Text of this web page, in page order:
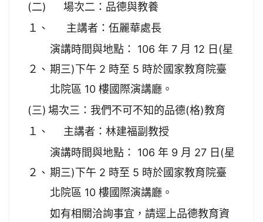
(二)
場次二：品德與教養
１、
主講者：伍麗華處長
２、
演講時間與地點： 106 年 7 月 12 日(星
期三)下午 2 時至 5 時於國家教育院臺
北院區 10 樓國際演講廳。
(三) 場次三：我們不可不知的品德(格)教育
１、
主講者：林建福副教授
２、
演講時間與地點： 106 年 9 月 27 日(星
期三)下午 2 時至 5 時於國家教育院臺
北院區 10 樓國際演講廳。
如有相關洽詢事宜，請逕上品德教育資